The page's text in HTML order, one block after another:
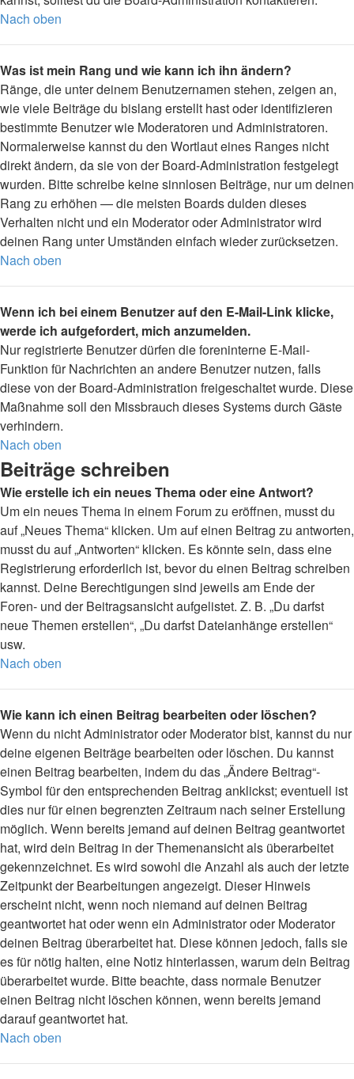
Nach oben
Was ist mein Rang und wie kann ich ihn ändern?
Ränge, die unter deinem Benutzernamen stehen, zeigen an,
wie viele Beiträge du bislang erstellt hast oder identifizieren
bestimmte Benutzer wie Moderatoren und Administratoren.
Normalerweise kannst du den Wortlaut eines Ranges nicht
direkt ändern, da sie von der Board-Administration festgelegt
wurden. Bitte schreibe keine sinnlosen Beiträge, nur um deinen
Rang zu erhöhen — die meisten Boards dulden dieses
Verhalten nicht und ein Moderator oder Administrator wird
deinen Rang unter Umständen einfach wieder zurücksetzen.
Nach oben
Wenn ich bei einem Benutzer auf den E-Mail-Link klicke,
werde ich aufgefordert, mich anzumelden.
Nur registrierte Benutzer dürfen die foreninterne E-Mail-
Funktion für Nachrichten an andere Benutzer nutzen, falls
diese von der Board-Administration freigeschaltet wurde. Diese
Maßnahme soll den Missbrauch dieses Systems durch Gäste
verhindern.
Nach oben
Beiträge schreiben
Wie erstelle ich ein neues Thema oder eine Antwort?
Um ein neues Thema in einem Forum zu eröffnen, musst du
auf „Neues Thema“ klicken. Um auf einen Beitrag zu antworten,
musst du auf „Antworten“ klicken. Es könnte sein, dass eine
Registrierung erforderlich ist, bevor du einen Beitrag schreiben
kannst. Deine Berechtigungen sind jeweils am Ende der
Foren- und der Beitragsansicht aufgelistet. Z. B. „Du darfst
neue Themen erstellen“, „Du darfst Dateianhänge erstellen“
usw.
Nach oben
Wie kann ich einen Beitrag bearbeiten oder löschen?
Wenn du nicht Administrator oder Moderator bist, kannst du nur
deine eigenen Beiträge bearbeiten oder löschen. Du kannst
einen Beitrag bearbeiten, indem du das „Ändere Beitrag“-
Symbol für den entsprechenden Beitrag anklickst; eventuell ist
dies nur für einen begrenzten Zeitraum nach seiner Erstellung
möglich. Wenn bereits jemand auf deinen Beitrag geantwortet
hat, wird dein Beitrag in der Themenansicht als überarbeitet
gekennzeichnet. Es wird sowohl die Anzahl als auch der letzte
Zeitpunkt der Bearbeitungen angezeigt. Dieser Hinweis
erscheint nicht, wenn noch niemand auf deinen Beitrag
geantwortet hat oder wenn ein Administrator oder Moderator
deinen Beitrag überarbeitet hat. Diese können jedoch, falls sie
es für nötig halten, eine Notiz hinterlassen, warum dein Beitrag
überarbeitet wurde. Bitte beachte, dass normale Benutzer
einen Beitrag nicht löschen können, wenn bereits jemand
darauf geantwortet hat.
Nach oben